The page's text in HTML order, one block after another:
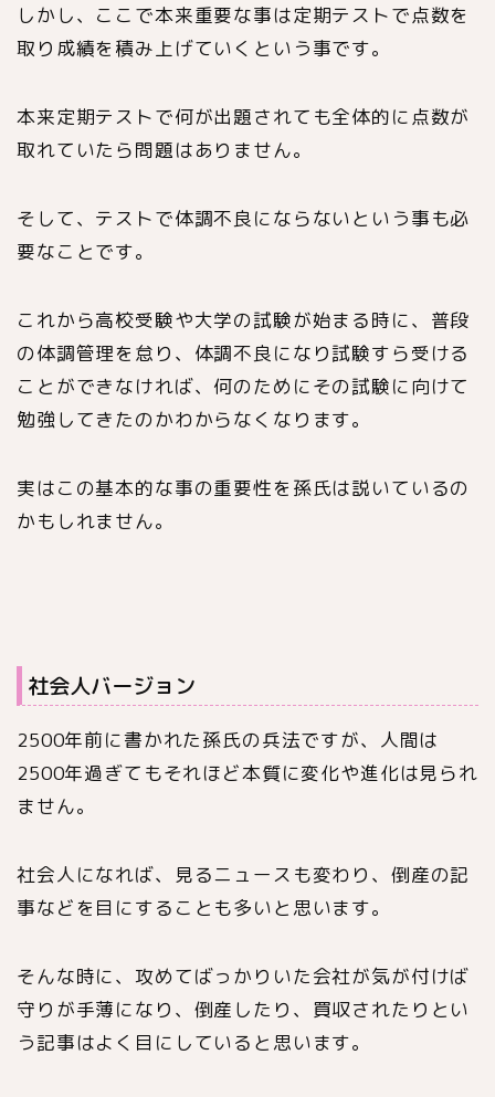
しかし、ここで本来重要な事は定期テストで点数を
取り成績を積み上げていくという事です。
本来定期テストで何が出題されても全体的に点数が
取れていたら問題はありません。
そして、テストで体調不良にならないという事も必
要なことです。
これから高校受験や大学の試験が始まる時に、普段
の体調管理を怠り、体調不良になり試験すら受ける
ことができなければ、何のためにその試験に向けて
勉強してきたのかわからなくなります。
実はこの基本的な事の重要性を孫氏は説いているの
かもしれません。
社会人バージョン
2500年前に書かれた孫氏の兵法ですが、人間は
2500年過ぎてもそれほど本質に変化や進化は見られ
ません。
社会人になれば、見るニュースも変わり、倒産の記
事などを目にすることも多いと思います。
そんな時に、攻めてばっかりいた会社が気が付けば
守りが手薄になり、倒産したり、買収されたりとい
う記事はよく目にしていると思います。